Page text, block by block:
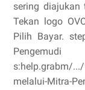
sering diajukan
Tekan logo
Pilih Bayar.
s:help.grabm/
melalui-Mitra-